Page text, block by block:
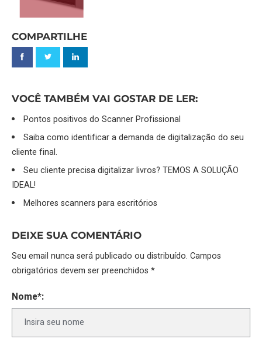
COMPARTILHE
VOCÊ TAMBÉM VAI GOSTAR DE LER:
Pontos positivos do Scanner Profissional
Saiba como identificar a demanda de digitalização do seu
cliente final.
Seu cliente precisa digitalizar livros? TEMOS A SOLUÇÃO
IDEAL!
Melhores scanners para escritórios
DEIXE SUA COMENTÁRIO
Seu email nunca será publicado ou distribuído. Campos
obrigatórios devem ser preenchidos *
Nome*: